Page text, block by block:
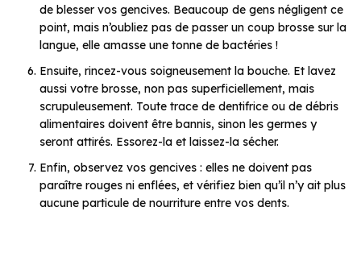
de blesser vos gencives. Beaucoup de gens négligent ce
point, mais n’oubliez pas de passer un coup brosse sur la
langue, elle amasse une tonne de bactéries !
Ensuite, rincez-vous soigneusement la bouche. Et lavez
aussi votre brosse, non pas superficiellement, mais
scrupuleusement. Toute trace de dentifrice ou de débris
alimentaires doivent être bannis, sinon les germes y
seront attirés. Essorez-la et laissez-la sécher.
Enfin, observez vos gencives : elles ne doivent pas
paraître rouges ni enflées, et vérifiez bien qu’il n’y ait plus
aucune particule de nourriture entre vos dents.